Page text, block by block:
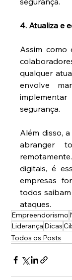
4. Atualiza e
Assim como
qualquer
envolve
segurança.
Além disso,
abranger
digitais, é
empresas
todos
ataques.
Empreendorismo
Liderança Dicas
Todos os Posts